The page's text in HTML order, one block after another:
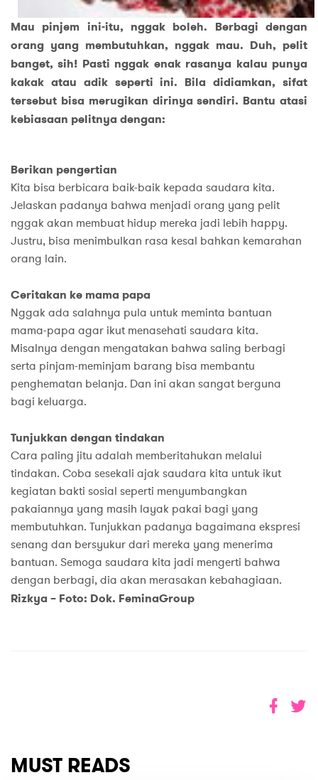
Mau pinjem ini-itu, nggak boleh. Berbagi dengan
orang yang membutuhkan, nggak mau. Duh, pelit
banget, sih! Pasti nggak enak rasanya kalau punya
kakak atau adik seperti ini. Bila didiamkan, sifat
tersebut bisa merugikan dirinya sendiri. Bantu atasi
kebiasaan pelitnya dengan:
Berikan pengertian
Kita bisa berbicara baik-baik kepada saudara kita.
Jelaskan padanya bahwa menjadi orang yang pelit
nggak akan membuat hidup mereka jadi lebih happy.
Justru, bisa menimbulkan rasa kesal bahkan kemarahan
orang lain.
Ceritakan ke mama papa
Nggak ada salahnya pula untuk meminta bantuan
mama-papa agar ikut menasehati saudara kita.
Misalnya dengan mengatakan bahwa saling berbagi
serta pinjam-meminjam barang bisa membantu
penghematan belanja. Dan ini akan sangat berguna
bagi keluarga.
Tunjukkan dengan tindakan
Cara paling jitu adalah memberitahukan melalui
tindakan. Coba sesekali ajak saudara kita untuk ikut
kegiatan bakti sosial seperti menyumbangkan
pakaiannya yang masih layak pakai bagi yang
membutuhkan. Tunjukkan padanya bagaimana ekspresi
senang dan bersyukur dari mereka yang menerima
bantuan. Semoga saudara kita jadi mengerti bahwa
dengan berbagi, dia akan merasakan kebahagiaan.
Rizkya – Foto: Dok. FeminaGroup
MUST READS